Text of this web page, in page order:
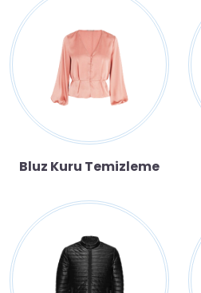
Bluz Kuru Temizleme